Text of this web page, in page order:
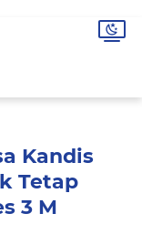
Kandis
Tetap
3 M